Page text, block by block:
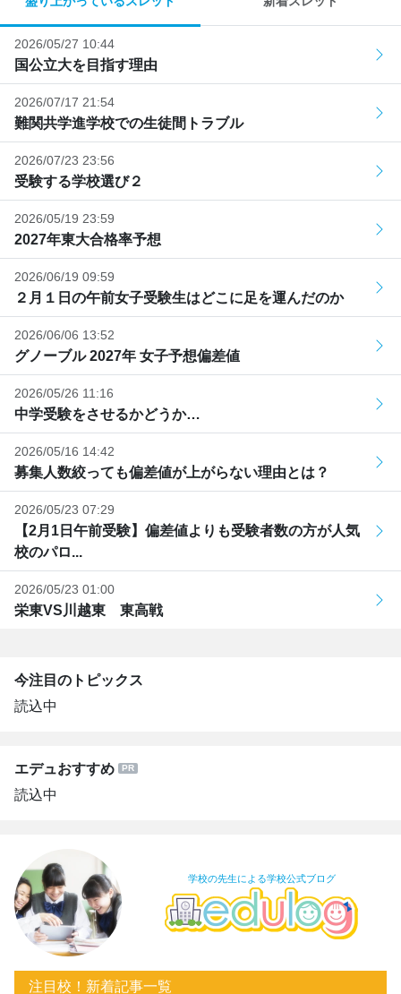
2026/05/27 10:44
国公立大を目指す理由
2026/07/17 21:54
難関共学進学校での生徒間トラブル
2026/07/23 23:56
受験する学校選び２
2026/05/19 23:59
2027年東大合格率予想
2026/06/19 09:59
２月１日の午前女子受験生はどこに足を運んだのか
2026/06/06 13:52
グノーブル 2027年 女子予想偏差値
2026/05/26 11:16
中学受験をさせるかどうか…
2026/05/16 14:42
募集人数絞っても偏差値が上がらない理由とは？
2026/05/23 07:29
【2月1日午前受験】偏差値よりも受験者数の方が人気
校のパロ...
2026/05/23 01:00
栄東VS川越東 東高戦
今注目のトピックス
読込中
エデュおすすめ
読込中
学校の先生による学校公式ブログ
注目校！新着記事一覧